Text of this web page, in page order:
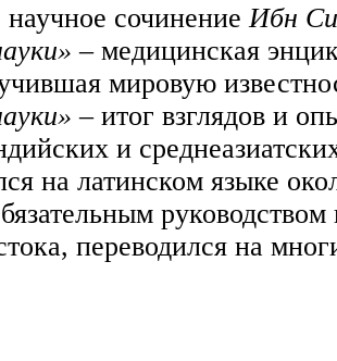
сочинениеИбн
‒ медицинская
мировую
‒ итог взглядов и
и
на латинском языке
переводился на